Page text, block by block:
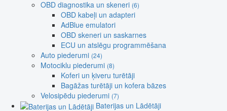
OBD diagnostika un skeneri (6)
OBD kabeļi un adapteri
AdBlue emulatori
OBD skeneri un saskarnes
ECU un atslēgu programmēšana
Auto piederumi (24)
Motociklu piederumi (8)
Koferi un ķiveru turētāji
Bagāžas turētāji un kofera bāzes
Velosipēdu piederumi (7)
Baterijas un Lādētāji